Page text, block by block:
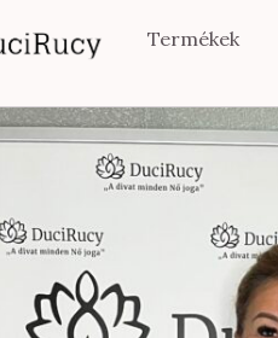
Termékek